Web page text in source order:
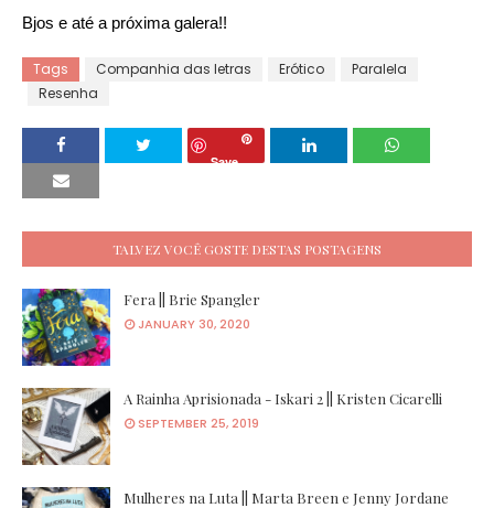
Bjos e até a próxima galera!!
Tags Companhia das letras Erótico
Paralela
Resenha
Save
TALVEZ VOCÊ GOSTE DESTAS POSTAGENS
Fera || Brie Spangler
JANUARY 30, 2020
A Rainha Aprisionada - Iskari 2 || Kristen Cicarelli
SEPTEMBER 25, 2019
Mulheres na Luta || Marta Breen e Jenny Jordane